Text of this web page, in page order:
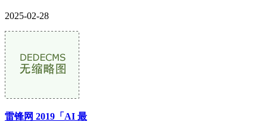
2025-02-28
雷锋网 2019「AI 最